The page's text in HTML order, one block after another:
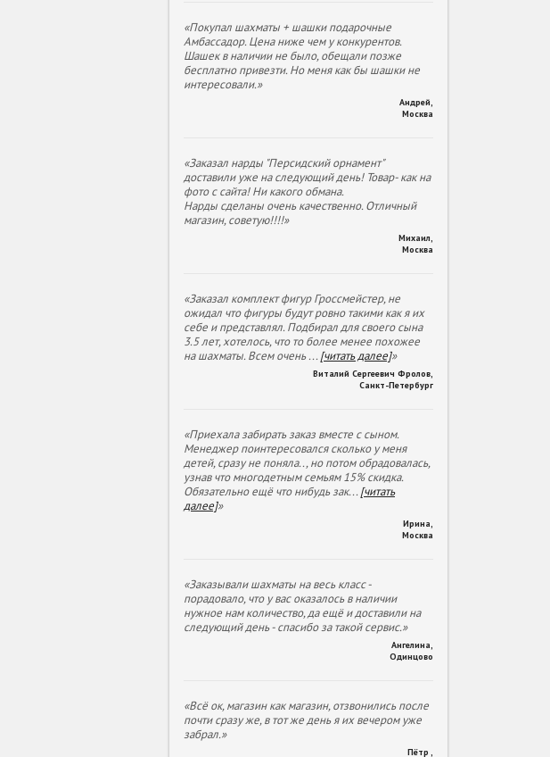
«Покупал шахматы + шашки подарочные
Амбассадор. Цена ниже чем у конкурентов.
Шашек в наличии не было, обещали позже
бесплатно привезти. Но меня как бы шашки не
интересовали.»
Андрей
Москва
«Заказал нарды "Персидский орнамент"
доставили уже на следующий день! Товар- как на
фото с сайта! Ни какого обмана.
Нарды сделаны очень качественно. Отличный
магазин, советую!!!!»
Михаил
Москва
«Заказал комплект фигур Гроссмейстер, не
ожидал что фигуры будут ровно такими как я их
себе и представлял. Подбирал для своего сына
3.5 лет, хотелось, что то более менее похожее
на шахматы. Всем очень...[читать далее]»
Виталий Сергеевич Фролов
Санкт-Петербург
«Приехала забирать заказ вместе с сыном.
Менеджер поинтересовался сколько у меня
детей, сразу не поняла.., но потом обрадовалась,
узнав что многодетным семьям 15% скидка.
Обязательно ещё что нибудь зак...[читать
далее]»
Ирина
Москва
«Заказывали шахматы на весь класс -
порадовало, что у вас оказалось в наличии
нужное нам количество, да ещё и доставили на
следующий день - спасибо за такой сервис.»
Ангелина
Одинцово
«Всё ок, магазин как магазин, отзвонились после
почти сразу же, в тот же день я их вечером уже
забрал.»
Пётр